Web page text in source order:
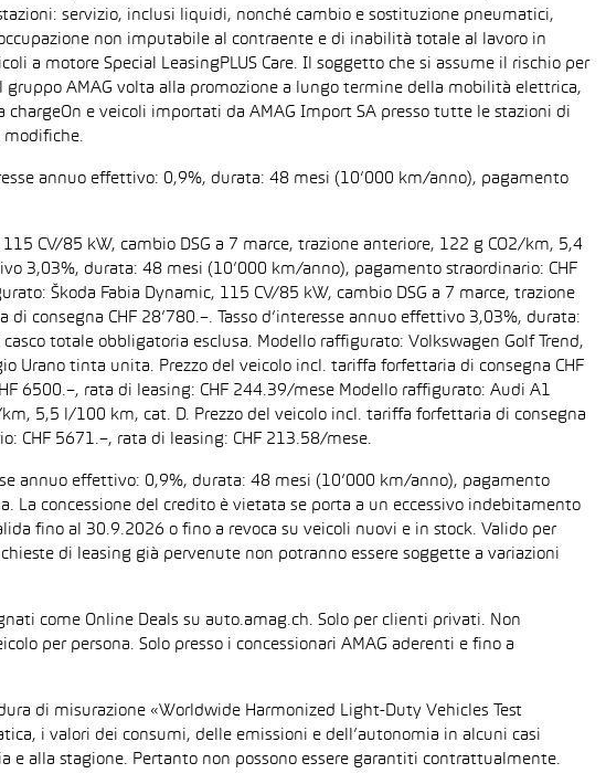
servizio, inclusi liquidi, nonché cambio e sostituzione pneumatici,
non imputabile al contraente e di inabilità totale al lavoro in
a motore Special LeasingPLUS Care. Il soggetto che si assume il rischio per
gruppo AMAG volta alla promozione a lungo termine della mobilità elettrica,
e veicoli importati da AMAG Import SA presso tutte le stazioni di
modifiche.
annuo effettivo: 0,9%, durata: 48 mesi (10’000 km/anno), pagamento
CV/85 kW, cambio DSG a 7 marce, trazione anteriore, 122 g CO2/km, 5,4
3,03%, durata: 48 mesi (10’000 km/anno), pagamento straordinario: CHF
Škoda Fabia Dynamic, 115 CV/85 kW, cambio DSG a 7 marce, trazione
CHF 28’780.–. Tasso d’interesse annuo effettivo 3,03%, durata:
totale obbligatoria esclusa. Modello raffigurato: Volkswagen Golf Trend,
Urano tinta unita. Prezzo del veicolo incl. tariffa forfettaria di consegna CHF
6500.–, rata di leasing: CHF 244.39/mese Modello raffigurato: Audi A1
5,5 l/100 km, cat. D. Prezzo del veicolo incl. tariffa forfettaria di consegna
CHF 5671.–, rata di leasing: CHF 213.58/mese.
annuo effettivo: 0,9%, durata: 48 mesi (10’000 km/anno), pagamento
La concessione del credito è vietata se porta a un eccessivo indebitamento
fino al 30.9.2026 o fino a revoca su veicoli nuovi e in stock. Valido per
di leasing già pervenute non potranno essere soggette a variazioni
come Online Deals su auto.amag.ch. Solo per clienti privati. Non
per persona. Solo presso i concessionari AMAG aderenti e fino a
di misurazione «Worldwide Harmonized Light-Duty Vehicles Test
i valori dei consumi, delle emissioni e dell’autonomia in alcuni casi
e alla stagione. Pertanto non possono essere garantiti contrattualmente.